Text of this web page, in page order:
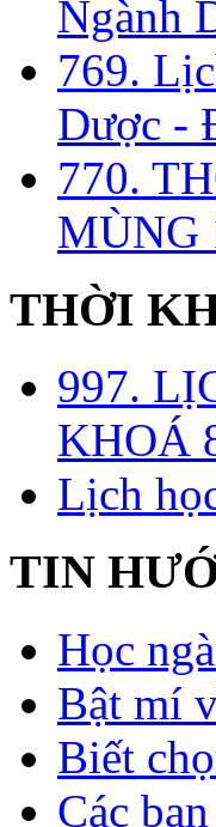
Ngành
769.
Dược -
770.
MÙNG
THỜI
997.
KHOÁ
Lịch
TIN
Học
Bật mí
Biết
Các